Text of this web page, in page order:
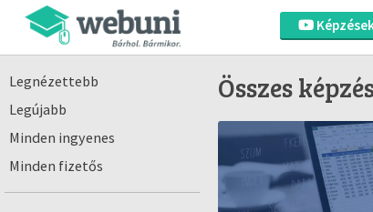
Legnézettebb
Legújabb
Minden ingyenes
Minden fizetős
Összes